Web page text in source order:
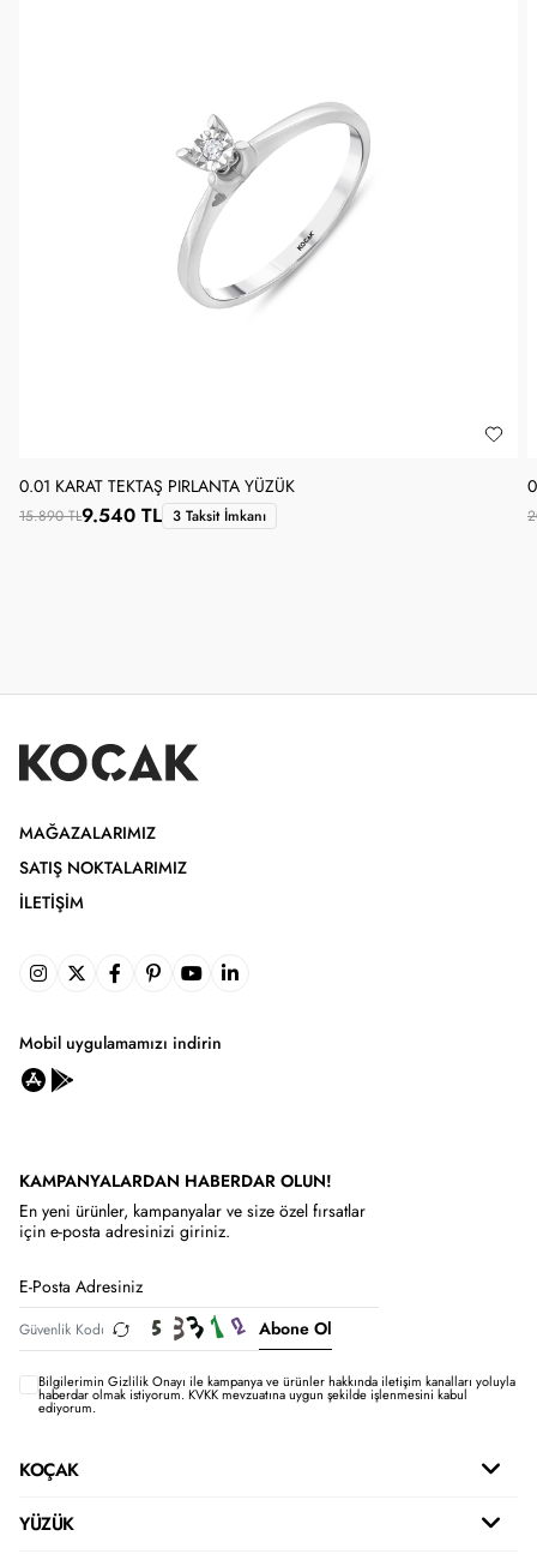
0.01 KARAT TEKTAŞ PIRLANTA YÜZÜK
15.890 TL9.540 TL 3 Taksit İmkanı
MAĞAZALARIMIZ
SATIŞ NOKTALARIMIZ
İLETIŞIM
Mobil uygulamamızı indirin
KAMPANYALARDAN HABERDAR OLUN!
En yeni ürünler, kampanyalar ve size özel fırsatlar
için e-posta adresinizi giriniz.
Abone Ol
Bilgilerimin Gizlilik Onayı ile kampanya ve ürünler hakkında iletişim kanalları yoluyla
haberdar olmak istiyorum.KVKK mevzuatına uygun şekilde işlenmesini kabul
ediyorum.
KOÇAK
YÜZÜK